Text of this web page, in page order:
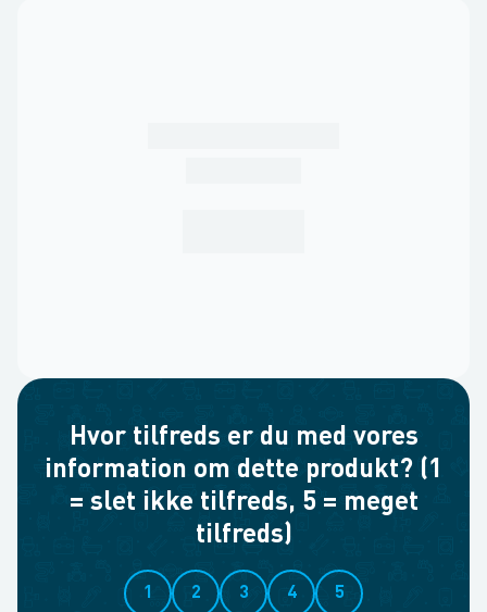
Hvor tilfreds er du med vores
information om dette produkt? (1
= slet ikke tilfreds, 5 = meget
tilfreds)
1 2 3 4 5